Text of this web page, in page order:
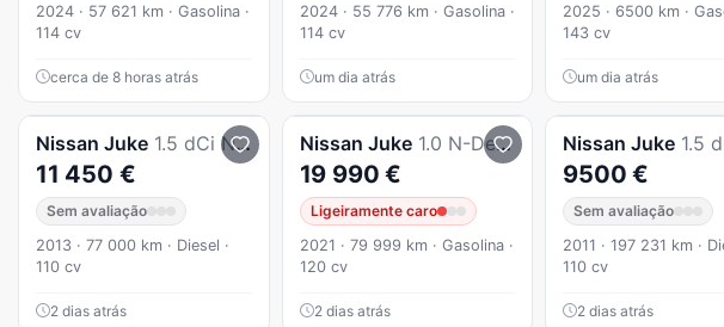
2024 · 57 621 km · Gasolina ·
114 cv
cerca de 8 horas atrás
2024 · 55 776 km · Gasolina ·
114 cv
um dia atrás
2025 · 6500 km ·
143 cv
um dia atrás
Nissan Juke 1.5 dCi N-Tec S/S 104g
11 450 €
Sem avaliação
2013 · 77 000 km · Diesel ·
110 cv
2 dias atrás
Nissan Juke 1.0 N-Design Automatico
19 990 €
Ligeiramente caro
2021 · 79 999 km · Gasolina ·
120 cv
2 dias atrás
Nissan Juke 1.5
9500 €
Sem avaliação
2011 · 197 231 km ·
110 cv
2 dias atrás